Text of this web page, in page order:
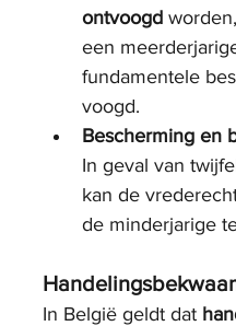
ontvoogd
een
fundamentele
voogd.
Bescherming en
In geval van
kan de
de minderjarige
In België geldt dat